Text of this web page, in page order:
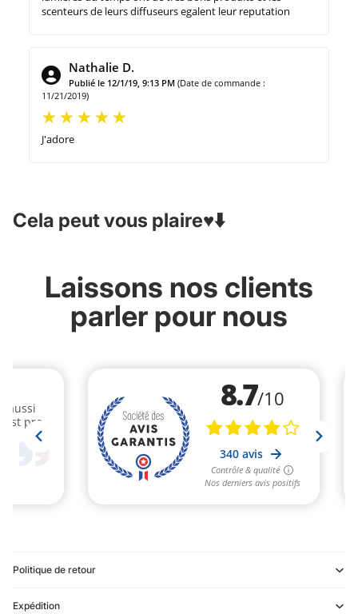
scenteurs de leurs diffuseurs egalent leur reputation
Nathalie D.
Publié le 12/1/19, 9:13 PM (Date de commande :
11/21/2019)
J'adore
Cela peut vous plaire♥️⬇️
Laissons nos clients
parler pour nous
Politique de retour
Expédition